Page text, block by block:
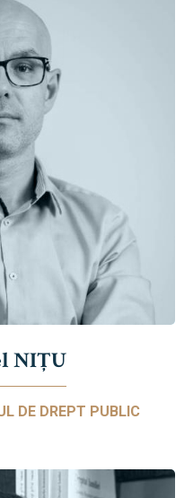
NIŢU
DE DREPT PUBLIC